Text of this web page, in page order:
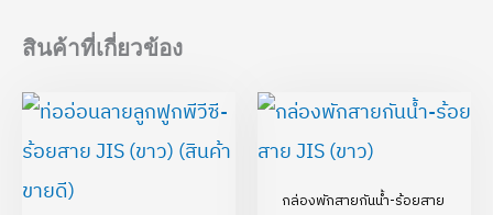
สินค้าที่เกี่ยวข้อง
range:
through
กล่องพักสายกันน้ำ-ร้อยสาย
Price
range: